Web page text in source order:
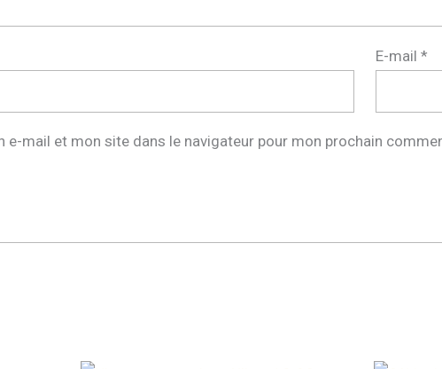
E-mail*
e-mail et mon site dans le navigateur pour mon prochain